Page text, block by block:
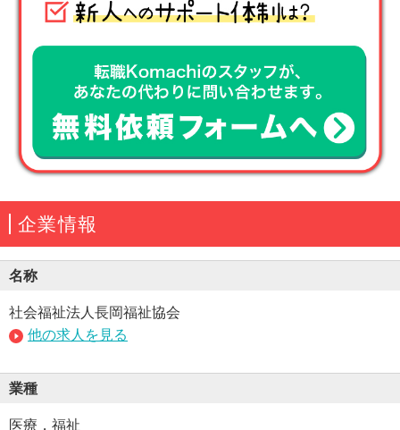
企業情報
名称
社会福祉法人長岡福祉協会
他の求人を見る
業種
医療，福祉